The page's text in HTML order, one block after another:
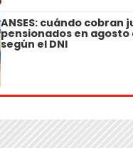
ANSES: cuándo cobran
pensionados en agosto
según el DNI